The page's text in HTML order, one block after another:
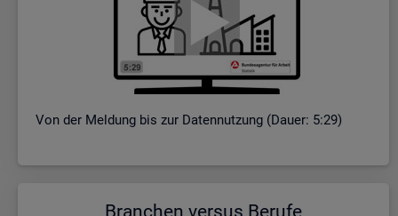
Von der Mel­dung bis zur Da­ten­nut­zung (Dauer: 5:29)
Bran­chen ver­sus Be­ru­fe